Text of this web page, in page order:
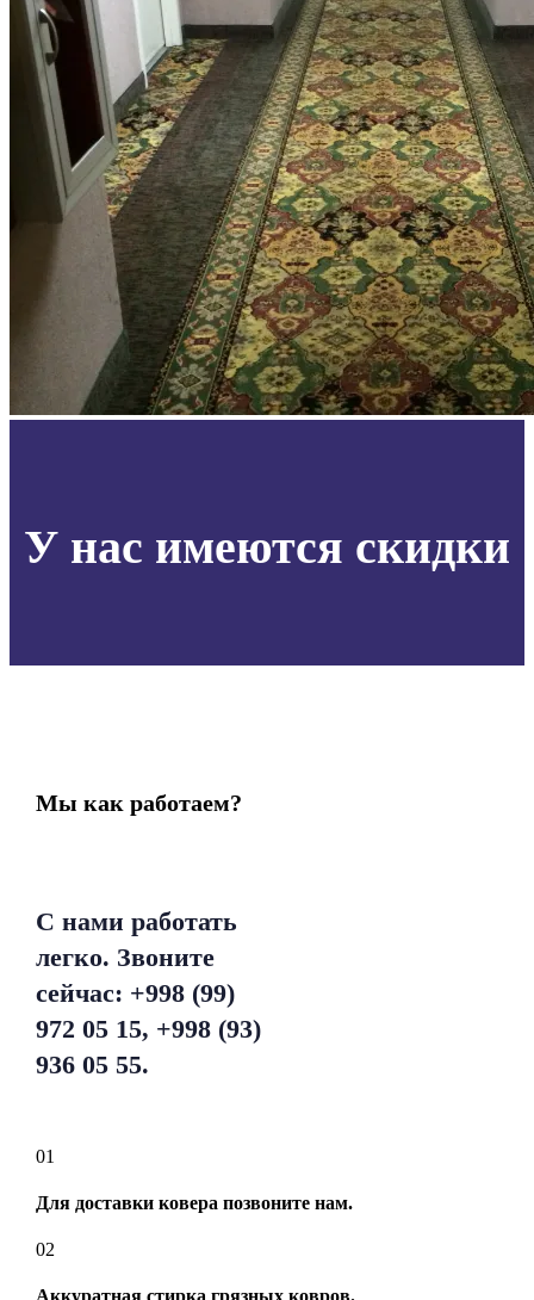
У нас имеются скидки
Мы как работаем?
С нами работать
легко. Звоните
сейчас: +998 (99)
972 05 15, +998 (93)
936 05 55.
01
Для доставки ковера позвоните нам.
02